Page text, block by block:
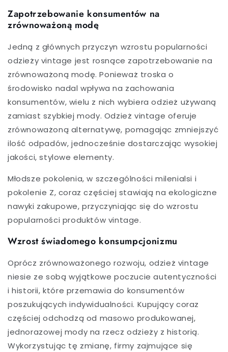
Zapotrzebowanie konsumentów na
zrównoważoną modę
Jedną z głównych przyczyn wzrostu popularności
odzieży vintage jest rosnące zapotrzebowanie na
zrównoważoną modę. Ponieważ troska o
środowisko nadal wpływa na zachowania
konsumentów, wielu z nich wybiera odzież używaną
zamiast szybkiej mody. Odzież vintage oferuje
zrównoważoną alternatywę, pomagając zmniejszyć
ilość odpadów, jednocześnie dostarczając wysokiej
jakości, stylowe elementy.
Młodsze pokolenia, w szczególności milenialsi i
pokolenie Z, coraz częściej stawiają na ekologiczne
nawyki zakupowe, przyczyniając się do wzrostu
popularności produktów vintage.
Wzrost świadomego konsumpcjonizmu
Oprócz zrównoważonego rozwoju, odzież vintage
niesie ze sobą wyjątkowe poczucie autentyczności
i historii, które przemawia do konsumentów
poszukujących indywidualności. Kupujący coraz
częściej odchodzą od masowo produkowanej,
jednorazowej mody na rzecz odzieży z historią.
Wykorzystując tę zmianę, firmy zajmujące się